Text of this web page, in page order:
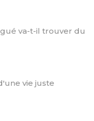
va-t-il trouver du
vie juste